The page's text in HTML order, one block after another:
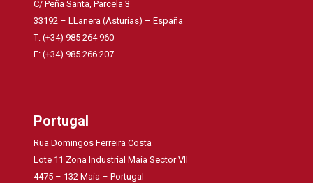
C/ Peña Santa, Parcela 3
33192 – LLanera (Asturias) – España
T: (+34) 985 264 960
F: (+34) 985 266 207
Portugal
Rua Domingos Ferreira Costa
Lote 11 Zona Industrial Maia Sector VII
4475 – 132 Maia – Portugal